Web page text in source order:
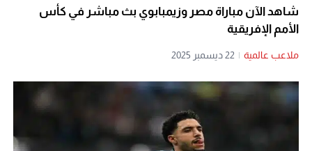
شاهد الآن مباراة مصر وزيمبابوي بث مباشر في كأس
الأمم الإفريقية
ملاعب عالمية | 22 ديسمبر 2025